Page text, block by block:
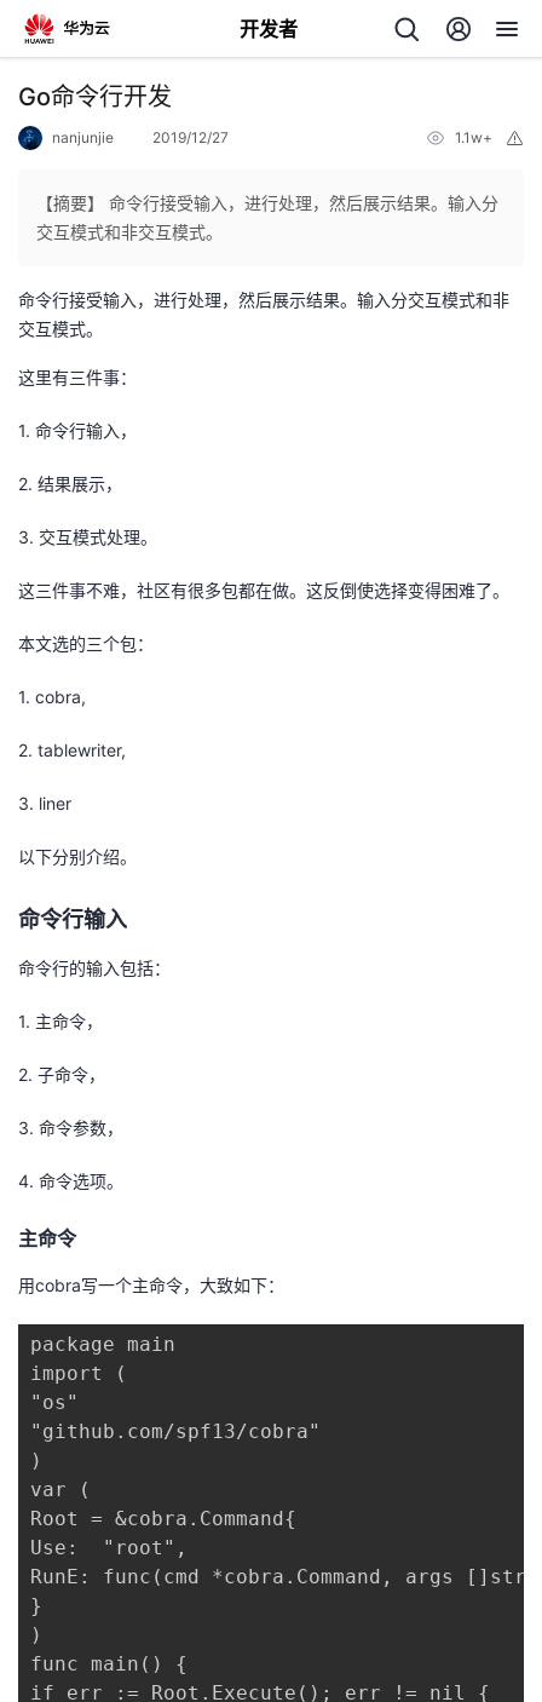
开发者
返
个
发
者
我
的
博
客
我
的
论
我
的
子
我
直
的
我
发
者
学
堂
我
课
程
的
认
我
的
我
Programs
的
支
持
我
的
术
支
我
云
声
议
Go命令行开发
nanjunjie 2019/12/27 1.1w+
【摘要】 命令行接受输入，进行处理，然后展示结果。输入分
交互模式和非交互模式。
命令行接受输入，进行处理，然后展示结果。输入分交互模式和非
交互模式。
这里有三件事：
1. 命令行输入，
2. 结果展示，
3. 交互模式处理。
这三件事不难，社区有很多包都在做。这反倒使选择变得困难了。
本文选的三个包：
1. cobra,
2. tablewriter,
3. liner
以下分别介绍。
命令行输入
命令行的输入包括：
1. 主命令，
2. 子命令，
3. 命令参数，
4. 命令选项。
主命令
用cobra写一个主命令，大致如下：
package main
import (
"os"
"github.com/spf13/cobra"
)
var (
Root = &cobra.Command{
Use:  "root",
RunE: func(cmd *cobra.Command, args
}
)
func main() {
if err := Root.Execute(); err != nil {